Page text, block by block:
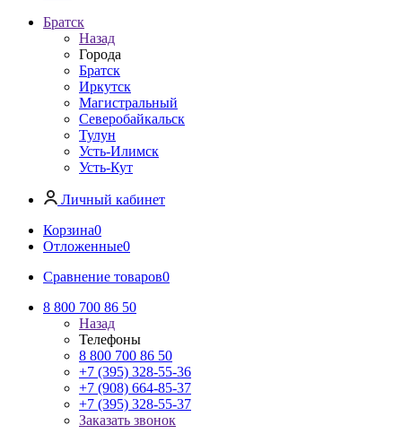
Братск
Назад
Города
Братск
Иркутск
Магистральный
Северобайкальск
Тулун
Усть-Илимск
Усть-Кут
Личный кабинет
Корзина0
Отложенные0
Сравнение товаров0
8 800 700 86 50
Назад
Телефоны
8 800 700 86 50
+7 (395) 328-55-36
+7 (908) 664-85-37
+7 (395) 328-55-37
Заказать звонок